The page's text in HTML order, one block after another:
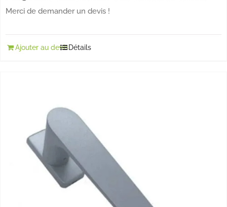
Merci de demander un devis !
Ajouter au devisDétails